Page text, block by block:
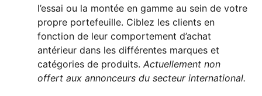
l’essai ou la montée en gamme au sein de votre
propre portefeuille. Ciblez les clients en
fonction de leur comportement d’achat
antérieur dans les différentes marques et
catégories de produits. Actuellement non
offert aux annonceurs du secteur international.